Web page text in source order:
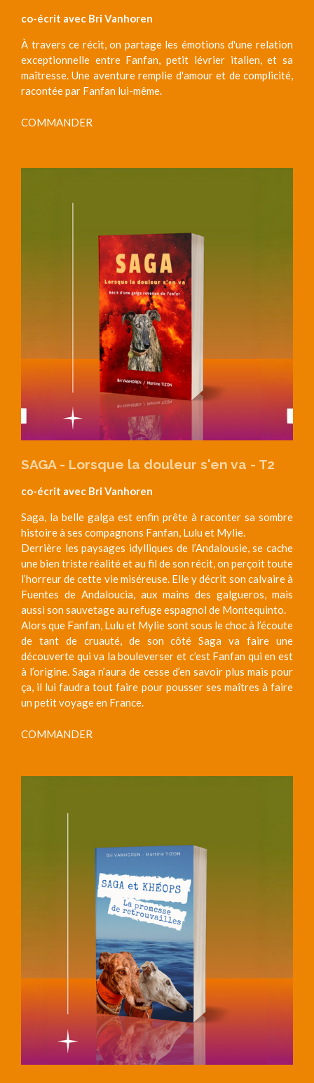
co-écrit avec Bri Vanhoren
À travers ce récit, on partage les émotions d'une relation
exceptionnelle entre Fanfan, petit lévrier italien, et sa
maîtresse. Une aventure remplie d'amour et de complicité,
racontée par Fanfan lui-même.
COMMANDER
SAGA - Lorsque la douleur s'en va - T2
co-écrit avec Bri Vanhoren
Saga, la belle galga est enfin prête à raconter sa sombre
histoire à ses compagnons Fanfan, Lulu et Mylie.
Derrière les paysages idylliques de l’Andalousie, se cache
une bien triste réalité et au fil de son récit, on perçoit toute
l’horreur de cette vie miséreuse. Elle y décrit son calvaire à
Fuentes de Andaloucia, aux mains des galgueros, mais
aussi son sauvetage au refuge espagnol de Montequinto.
Alors que Fanfan, Lulu et Mylie sont sous le choc à l’écoute
de tant de cruauté, de son côté Saga va faire une
découverte qui va la bouleverser et c’est Fanfan qui en est
à l’origine. Saga n’aura de cesse d’en savoir plus mais pour
ça, il lui faudra tout faire pour pousser ses maîtres à faire
un petit voyage en France.
COMMANDER